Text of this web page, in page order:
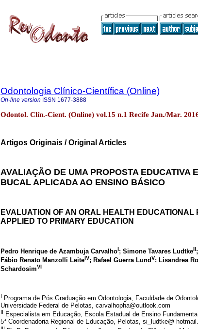
Odontologia Clínico-Científica (Online)
On-line version ISSN 1677-3888
Odontol. Clín.-Cient. (Online) vol.15 n.1 Recife Jan./Mar.
Artigos Originais / Original Articles
AVALIAÇÃO DE UMA PROPOSTA EDUCATIVA
BUCAL APLICADA AO ENSINO BÁSICO
EVALUATION OF AN ORAL HEALTH EDUCATIONAL
APPLIED TO PRIMARY EDUCATION
Pedro Henrique de Azambuja CarvalhoI; Simone Tavares LudtkeII
Fábio Renato Manzolli LeiteIV; Rafael Guerra LundV; Lisandrea
SchardosimVI
I Programa de Pós Graduação em Odontologia, Faculdade de
Universidade Federal de Pelotas, carvalhopha@outlook.com
II Especialista em Educação, Escola Estadual de Ensino
5ª Coordenadoria Regional de Educação, Pelotas, si_ludtke@